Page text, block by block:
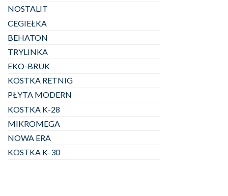
NOSTALIT
CEGIEŁKA
BEHATON
TRYLINKA
EKO-BRUK
KOSTKA RETNIG
PŁYTA MODERN
KOSTKA K-28
MIKROMEGA
NOWA ERA
KOSTKA K-30